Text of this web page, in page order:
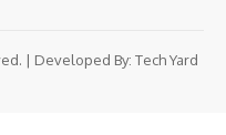
| Developed By: Tech Yard